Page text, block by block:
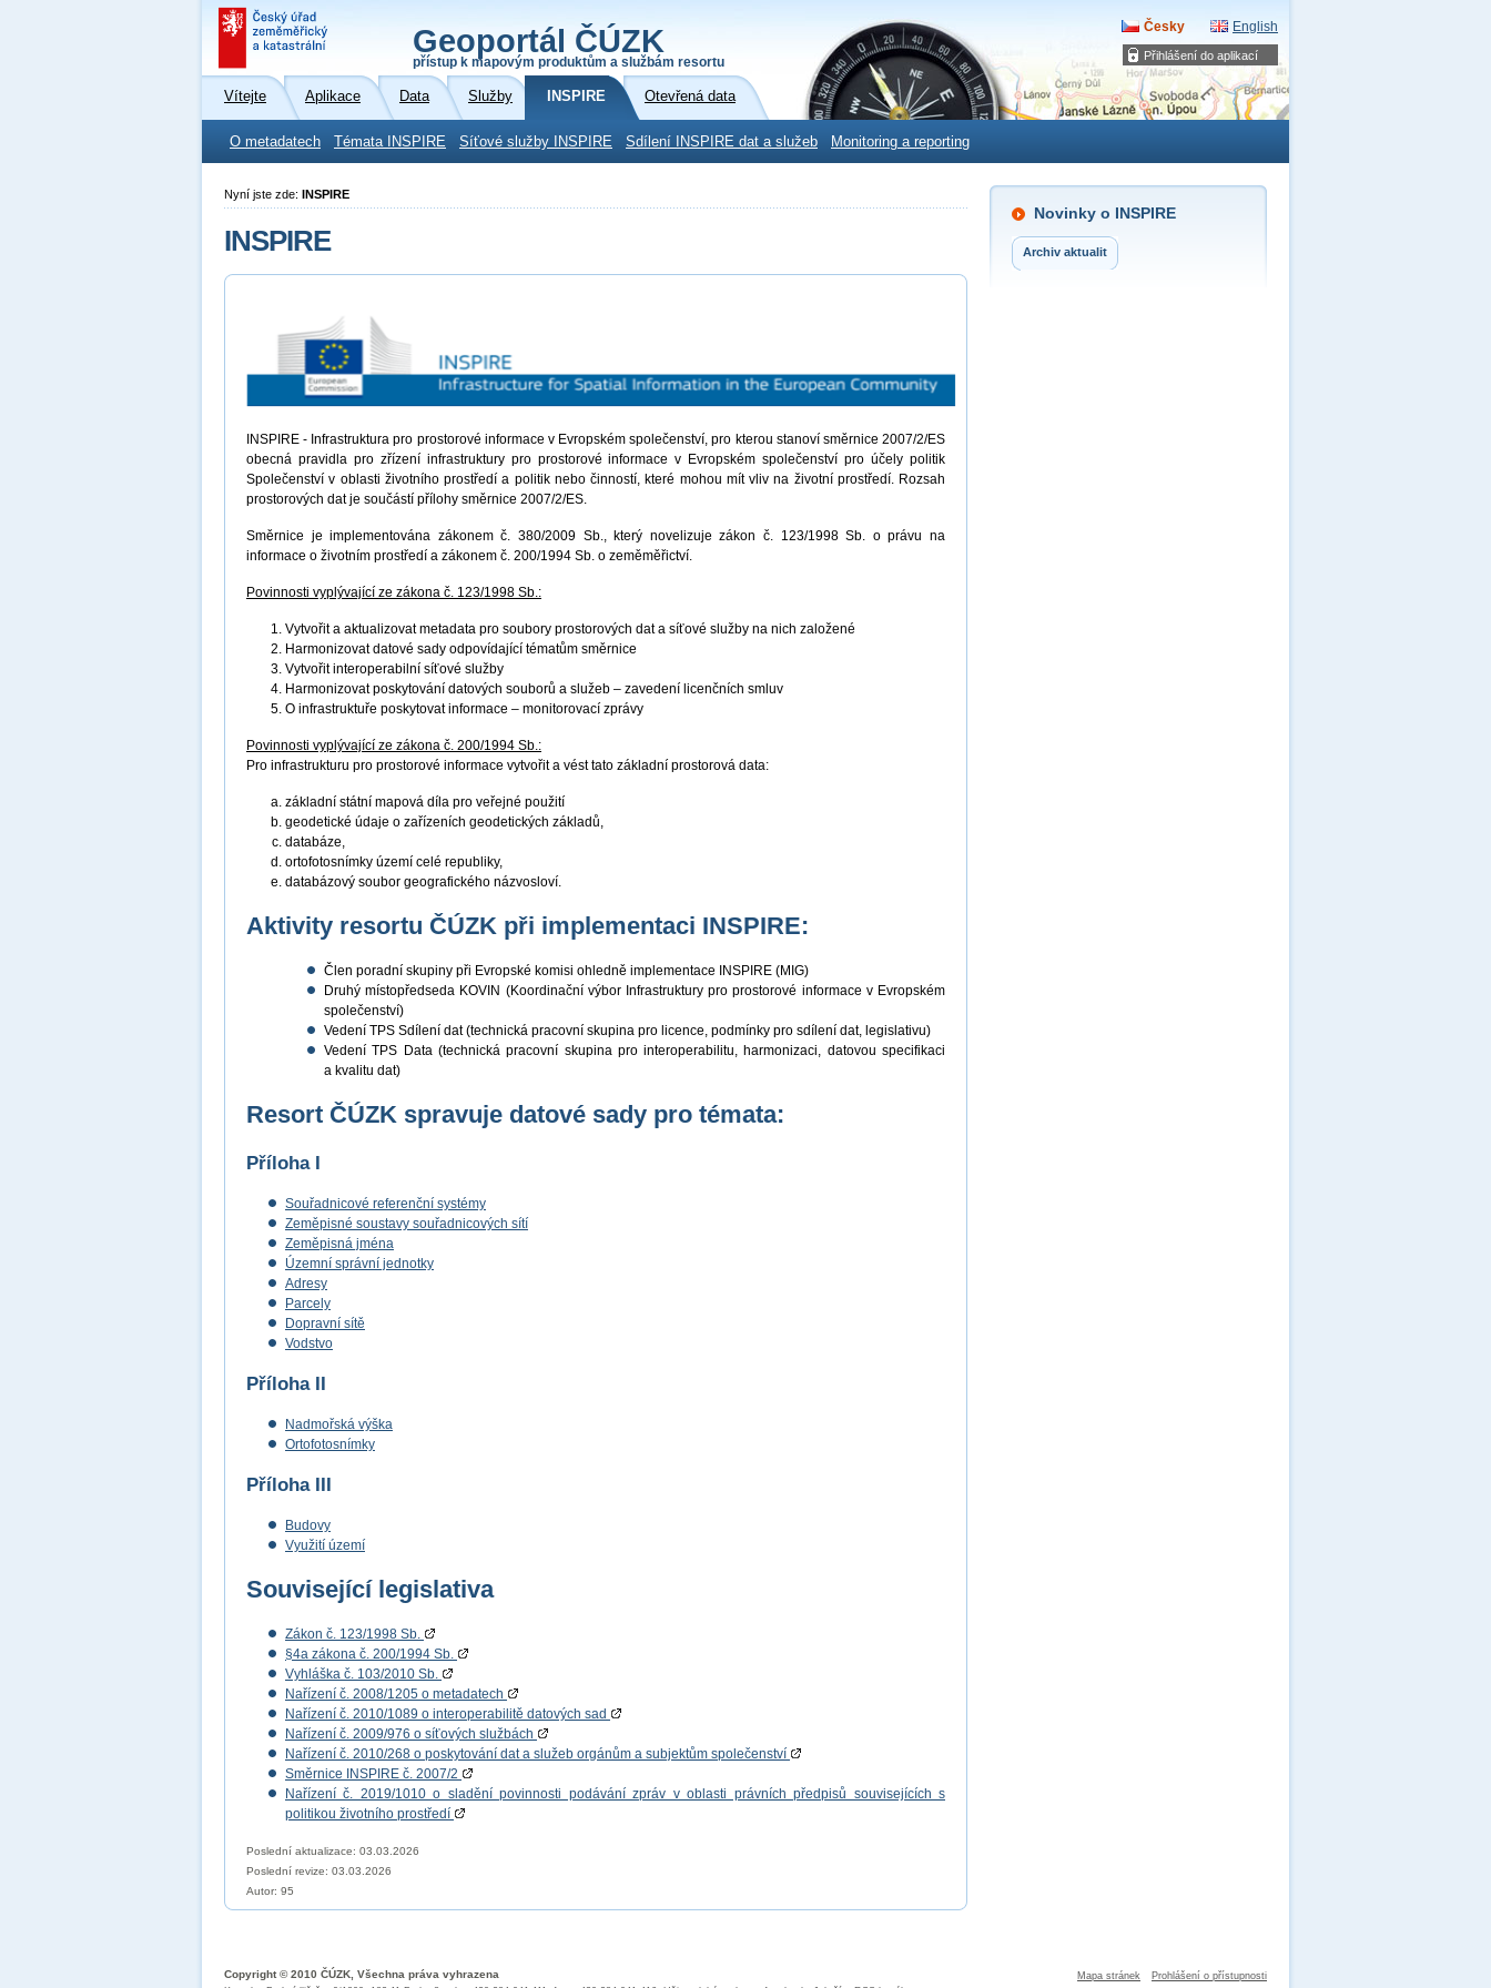
Přihlášení do aplikací
Geoportál ČÚZK
přístup k mapovým produktům a službám resortu
Česky English
Vítejte Aplikace Data Služby INSPIRE Otevřená data
O metadatech Témata INSPIRE Síťové služby INSPIRE Sdílení INSPIRE dat a služeb Monitoring a reporting
Novinky o INSPIRE
Archiv aktualit
Nyní jste zde: INSPIRE
INSPIRE
INSPIRE - Infrastruktura pro prostorové informace v Evropském společenství, pro kterou stanoví směrnice 2007/2/ES
obecná pravidla pro zřízení infrastruktury pro prostorové informace v Evropském společenství pro účely politik
Společenství v oblasti životního prostředí a politik nebo činností, které mohou mít vliv na životní prostředí. Rozsah
prostorových dat je součástí přílohy směrnice 2007/2/ES.
Směrnice je implementována zákonem č. 380/2009 Sb., který novelizuje zákon č. 123/1998 Sb. o právu na
informace o životním prostředí a zákonem č. 200/1994 Sb. o zeměměřictví.
Povinnosti vyplývající ze zákona č. 123/1998 Sb.:
Vytvořit a aktualizovat metadata pro soubory prostorových dat a síťové služby na nich založené
Harmonizovat datové sady odpovídající tématům směrnice
Vytvořit interoperabilní síťové služby
Harmonizovat poskytování datových souborů a služeb – zavedení licenčních smluv
O infrastruktuře poskytovat informace – monitorovací zprávy
Povinnosti vyplývající ze zákona č. 200/1994 Sb.:
Pro infrastrukturu pro prostorové informace vytvořit a vést tato základní prostorová data:
základní státní mapová díla pro veřejné použití
geodetické údaje o zařízeních geodetických základů,
databáze,
ortofotosnímky území celé republiky,
databázový soubor geografického názvosloví.
Aktivity resortu ČÚZK při implementaci INSPIRE:
Člen poradní skupiny při Evropské komisi ohledně implementace INSPIRE (MIG)
Druhý místopředseda KOVIN (Koordinační výbor Infrastruktury pro prostorové informace v Evropském
společenství)
Vedení TPS Sdílení dat (technická pracovní skupina pro licence, podmínky pro sdílení dat, legislativu)
Vedení TPS Data (technická pracovní skupina pro interoperabilitu, harmonizaci, datovou specifikaci
a kvalitu dat)
Resort ČÚZK spravuje datové sady pro témata:
Příloha I
Souřadnicové referenční systémy
Zeměpisné soustavy souřadnicových sítí
Zeměpisná jména
Územní správní jednotky
Adresy
Parcely
Dopravní sítě
Vodstvo
Příloha II
Nadmořská výška
Ortofotosnímky
Příloha III
Budovy
Využití území
Související legislativa
Zákon č. 123/1998 Sb.
§4a zákona č. 200/1994 Sb.
Vyhláška č. 103/2010 Sb.
Nařízení č. 2008/1205 o metadatech
Nařízení č. 2010/1089 o interoperabilitě datových sad
Nařízení č. 2009/976 o síťových službách
Nařízení č. 2010/268 o poskytování dat a služeb orgánům a subjektům společenství
Směrnice INSPIRE č. 2007/2
Nařízení č. 2019/1010 o sladění povinnosti podávání zpráv v oblasti právních předpisů souvisejících s
politikou životního prostředí
Poslední aktualizace: 03.03.2026
Poslední revize: 03.03.2026
Autor: 95
Mapa stránek Prohlášení o přístupnosti
Copyright © 2010 ČÚZK, Všechna práva vyhrazena